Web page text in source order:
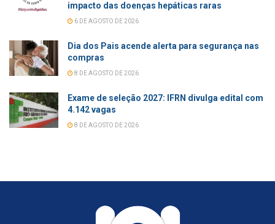
impacto das doenças hepáticas raras
6 DE AGOSTO DE 2026
Dia dos Pais acende alerta para segurança nas
compras
8 DE AGOSTO DE 2026
Exame de seleção 2027: IFRN divulga edital com
4.142 vagas
8 DE AGOSTO DE 2026